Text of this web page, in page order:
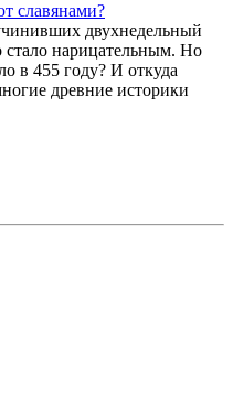
славянами?
двухнедельный
стало нарицательным. Но
в 455 году? И откуда
древние историки